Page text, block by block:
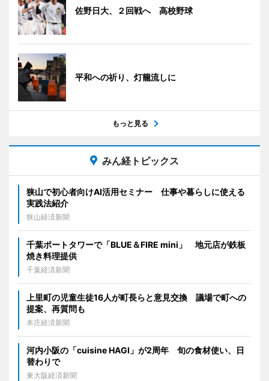
佐野日大、２回戦へ 高校野球
平和への祈り、灯籠流しに
もっと見る
みん経トピックス
狭山で初心者向けAI活用セミナー 仕事や暮らしに使える
実践法紹介
狭山経済新聞
千葉ポートタワーで「BLUE＆FIRE mini」 地元店が鉄板
焼き料理提供
千葉経済新聞
上里町の児童生徒16人が町長らと意見交換 議場で町への
提案、再質問も
本庄経済新聞
河内小阪の「cuisine HAGI」が2周年 旬の食材使い、日
替わりで
東大阪経済新聞